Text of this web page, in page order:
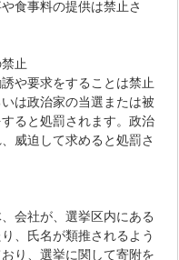
食事料の提供は禁止さ
止
や要求をすることは禁止
は政治家の当選または被
ると処罰されます。政治
威迫して求めると処罰さ
会社が、選挙区内にある
、氏名が類推されるよう
り、選挙に関して寄附を